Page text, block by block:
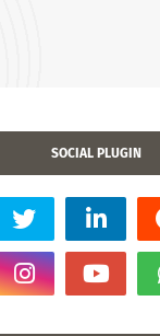
SOCIAL PLUGIN